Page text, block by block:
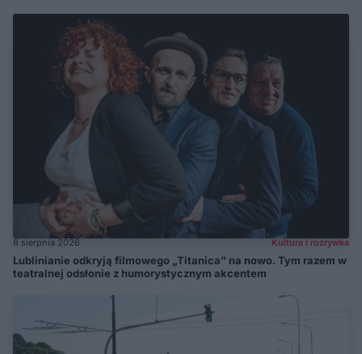
8 sierpnia 2026 Kultura i rozrywka
Lublinianie odkryją filmowego „Titanica” na nowo. Tym razem w
teatralnej odsłonie z humorystycznym akcentem